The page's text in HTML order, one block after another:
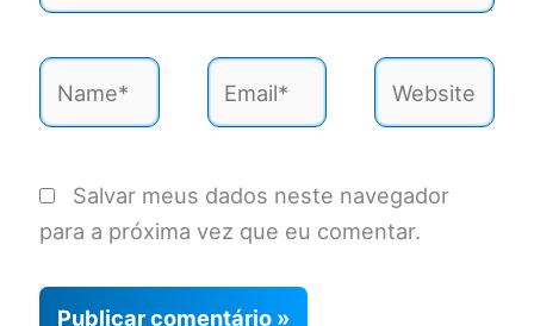
Name* Email* Website
Salvar meus dados neste navegador
para a próxima vez que eu comentar.